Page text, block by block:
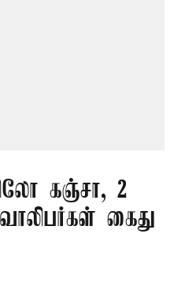
கஞ்சா, 2
கைது